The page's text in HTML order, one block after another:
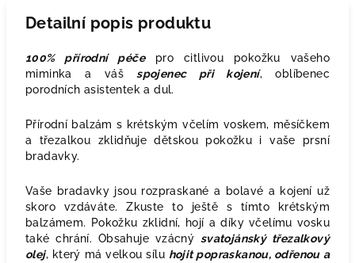
Detailní popis produktu
100% přírodní péčepro citlivou pokožku vašeho
miminka a vášspojenec při kojení, oblíbenec
porodních asistentek a dul.
Přírodní balzám s krétským včelím voskem, měsíčkem
a třezalkou zklidňuje dětskou pokožku i vaše prsní
bradavky.
Vaše bradavky jsou rozpraskané a bolavé a kojení už
skoro vzdáváte. Zkuste to ještě s tímto krétským
balzámem. Pokožku zklidní, hojí a díky včelímu vosku
také chrání. Obsahuje vzácný svatojánský třezalkový
olej, který má velkou sílu hojit popraskanou, odřenou a